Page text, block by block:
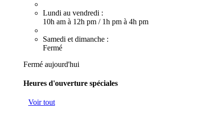
Lundi au vendredi :
10h am à 12h pm / 1h pm à 4h pm
Samedi et dimanche :
Fermé
Fermé aujourd'hui
Heures d'ouverture spéciales
Voir tout